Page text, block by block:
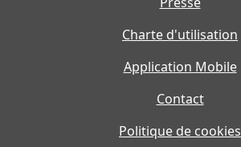
Charte d'utilisation
Application Mobile
Contact
Politique de cookies